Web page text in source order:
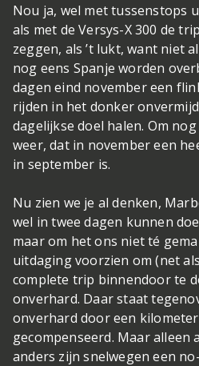
Nou ja, wel met tussenstops
als met de Versys-X 300 de
zeggen, als ’t lukt, want niet
nog eens Spanje worden
dagen eind november een
rijden in het donker
dagelijkse doel halen. Om
weer, dat in november een
in september is.
Nu zien we je al denken,
wel in twee dagen kunnen
maar om het ons niet té
uitdaging voorzien om (net
complete trip binnendoor te
onverhard. Daar staat
onverhard door een
gecompenseerd. Maar alleen
anders zijn snelwegen een